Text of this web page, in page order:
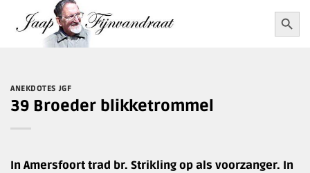
naar
Zoek
naar:
ANEKDOTES JGF
39 Broeder blikketrommel
In Amersfoort trad br. Strikling op als voorzanger. In